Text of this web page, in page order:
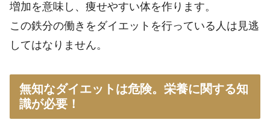
増加を意味し、痩せやすい体を作ります。
この鉄分の働きをダイエットを行っている人は見逃
してはなりません。
無知なダイエットは危険。栄養に関する知
識が必要！